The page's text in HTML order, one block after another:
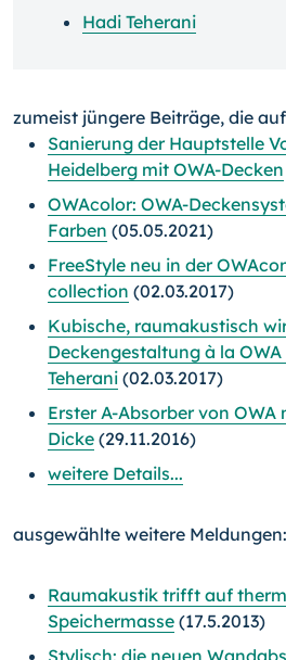
Hadi Teherani
zumeist jüngere Beiträge, die
Sanierung der Hauptstelle
Heidelberg mit OWA-Decken
OWAcolor: OWA-
Farben (05.05.2021)
FreeStyle neu in der
collection (02.03.2017)
Kubische, raumakustisch
Deckengestaltung à la
Teherani (02.03.2017)
Erster A-Absorber von OWA
Dicke (29.11.2016)
weitere Details...
ausgewählte weitere Meldungen:
Raumakustik trifft auf
Speichermasse (17.5.2013)